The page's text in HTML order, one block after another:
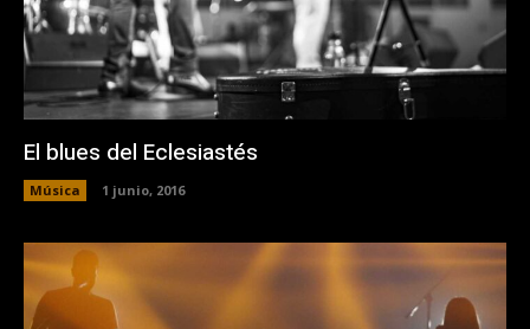
El blues del Eclesiastés
Música 1 junio, 2016